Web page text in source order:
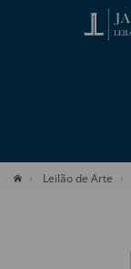
Leilão de Arte